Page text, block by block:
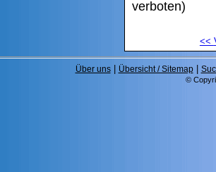
verboten)
<<
Über uns| Übersicht / Sitemap|
©